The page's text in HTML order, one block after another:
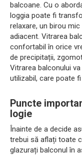
balcoane. Cu o
loggia poate fi
relaxare, un birou
adiacent. Vitrarea
confortabil în orice
de precipitații,
Vitrarea balconului
utilizabil, care poate
Puncte
logie
Înainte de a decide
trebui să aflați toate
glazurați balconul în